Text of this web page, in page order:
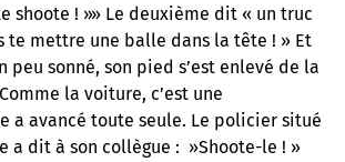
shoote ! »» Le deuxième dit « un truc
te mettre une balle dans la tête ! » Et
sonné, son pied s’est enlevé de la
la voiture, c’est une
a avancé toute seule. Le policier situé
a dit à son collègue : »Shoote-le ! »